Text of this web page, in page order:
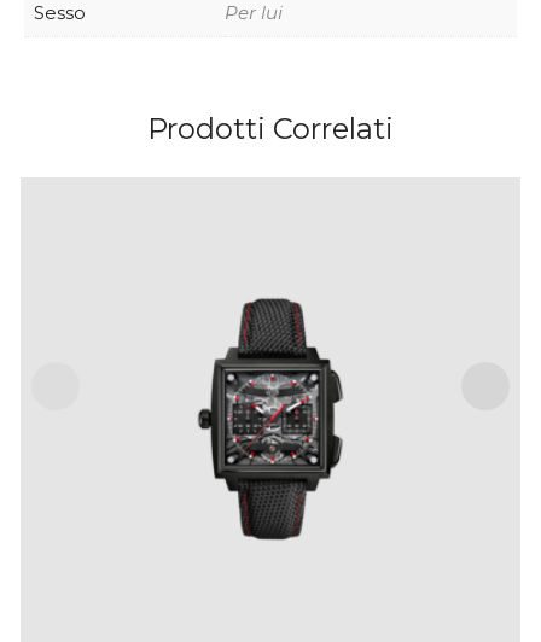
Sesso Per lui
Prodotti Correlati
TAG HEUER MONACO EVERGRAPH – 40 MM
25,000.00 IVA Inclusa